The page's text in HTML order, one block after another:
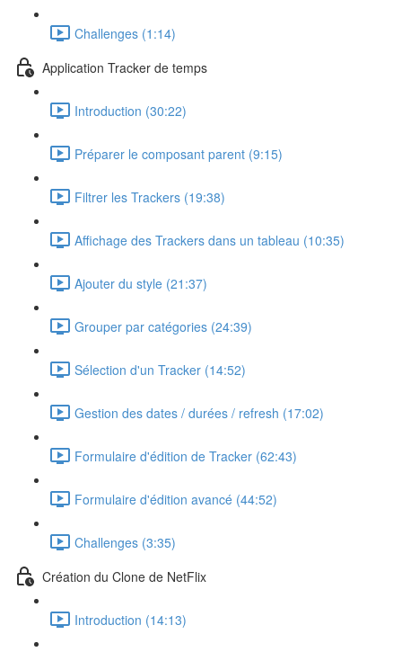
Challenges (1:14)
Application Tracker de temps
Introduction (30:22)
Préparer le composant parent (9:15)
Filtrer les Trackers (19:38)
Affichage des Trackers dans un tableau (10:35)
Ajouter du style (21:37)
Grouper par catégories (24:39)
Sélection d'un Tracker (14:52)
Gestion des dates / durées / refresh (17:02)
Formulaire d'édition de Tracker (62:43)
Formulaire d'édition avancé (44:52)
Challenges (3:35)
Création du Clone de NetFlix
Introduction (14:13)